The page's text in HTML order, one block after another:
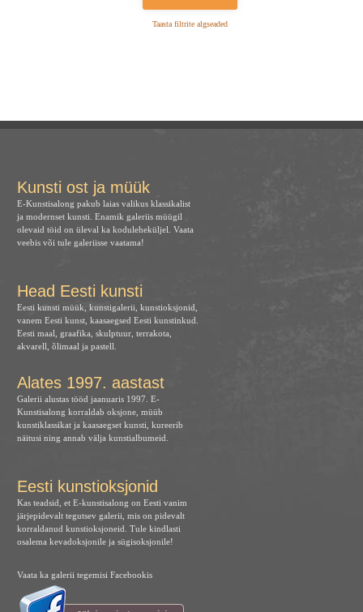
Taasta filtrite algseaded
Kunsti ost ja müük
E-Kunstisalong pakub laias valikus klassikalist
ja modernset kunsti. Enamik galeriis müügil
olevaid töid on üleval ka koduleheküljel. Vaata
veebis või tule galeriisse vaatama!
Head Eesti kunsti
Eesti kunsti müük, kunstigalerii, kunstioksjonid,
vanem Eesti kunst, kaasaegsed Eesti kunstinkud.
Eesti maal, graafika, skulptuur, terrakota,
akvarell, õlimaal ja pastell.
Alates 1997. aastast
Galerii alustas tööd jaanuaris 1997. E-
Kunstisalong korraldab oksjone, müüb
kunstiklassikat ja kaasaegset kunsti, kureerib
näitusi ning annab välja kunstialbumeid.
Eesti kunstioksjonid
Kas teadsid, et E-kunstisalong on Eesti vanim
järjepidevalt tegutsev galerii, mis on pidevalt
korraldanud kunstioksjoneid. Tule kindlasti
osalema kevadoksjonile ja sügisoksjonile!
Vaata ka galerii tegemisi Facebookis